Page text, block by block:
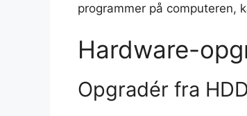
programmer på computeren,
Hardware-
Opgradér fra